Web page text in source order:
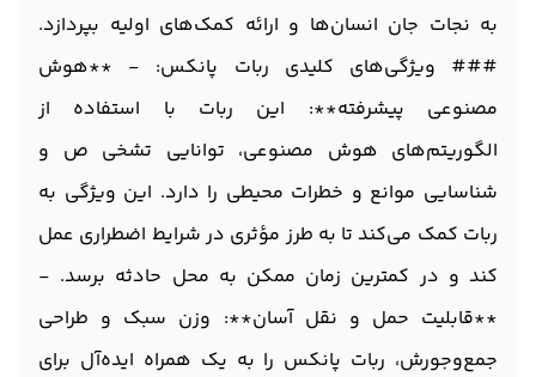
به نجات جان انسان‌ها و ارائه کمک‌های اولیه بپردازد.
### ویژگی‌های کلیدی ربات پانکس: - **هوش
مصنوعی پیشرفته**: این ربات با استفاده از
الگوریتم‌های هوش مصنوعی، توانایی تشخی ص و
شناسایی موانع و خطرات محیطی را دارد. این ویژگی به
ربات کمک می‌کند تا به طرز مؤثری در شرایط اضطراری عمل
کند و در کمترین زمان ممکن به محل حادثه برسد. -
**قابلیت حمل و نقل آسان**: وزن سبک و طراحی
جمع‌وجورش، ربات پانکس را به یک همراه ایده‌آل برای